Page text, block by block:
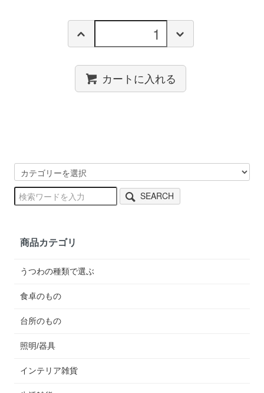
カートに入れる
SEARCH
商品カテゴリ
うつわの種類で選ぶ
食卓のもの
台所のもの
照明/器具
インテリア雑貨